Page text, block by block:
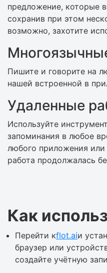
предложение, которые
сохранив при этом
возможно, захотите
Пишите и говорите на
нашей встроенной в
Удаленные
Используйте
запоминания в любое
любого приложения
работа продолжалась
Как
Перейти кflot.aiи
браузер или
создайте учётную